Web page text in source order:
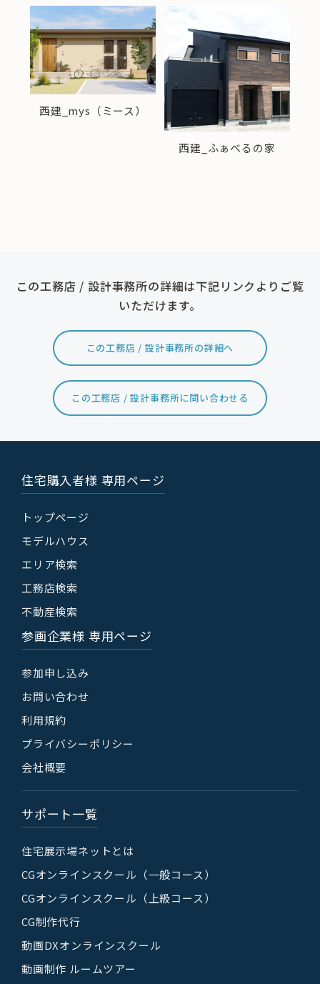
西建_mys（ミース）
西建_ふぁべるの家
この工務店 / 設計事務所の詳細は下記リンクよりご覧
いただけます。
この工務店 / 設計事務所の詳細へ
この工務店 / 設計事務所に問い合わせる
住宅購入者様 専用ページ
トップページ
モデルハウス
エリア検索
工務店検索
不動産検索
参画企業様 専用ページ
参加申し込み
お問い合わせ
利用規約
プライバシーポリシー
会社概要
サポート一覧
住宅展示場ネットとは
CGオンラインスクール（一般コース）
CGオンラインスクール（上級コース）
CG制作代行
動画DXオンラインスクール
動画制作 ルームツアー